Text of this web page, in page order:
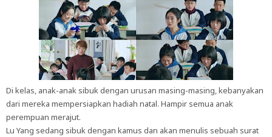
Di kelas, anak-anak sibuk dengan urusan masing-masing, kebanyakan
dari mereka mempersiapkan hadiah natal. Hampir semua anak
perempuan merajut.
Lu Yang sedang sibuk dengan kamus dan akan menulis sebuah surat